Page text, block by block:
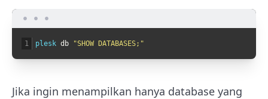
1 plesk db "SHOW DATABASES;"
Jika ingin menampilkan hanya database yang